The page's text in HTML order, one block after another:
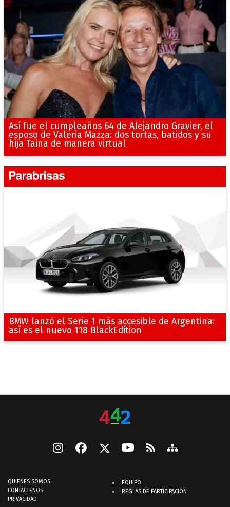
Así fue el cumpleaños 64 de Alejandro Gravier, el
esposo de Valeria Mazza: dos tortas, batidos y su
hija Taina de manera virtual
BMW lanzó el Serie 1 más accesible de Argentina:
así es el nuevo 118 BlackEdition
QUIENES SOMOS
CONTÁCTENOS
PRIVACIDAD
EQUIPO
REGLAS DE PARTICIPACIÓN